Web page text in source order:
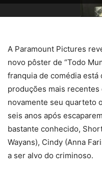
A Paramount Pictures
novo pôster de “Todo
franquia de comédia está
produções mais
novamente seu quarteto
seis anos após
bastante conhecido,
Wayans), Cindy (Anna
a ser alvo do criminoso.